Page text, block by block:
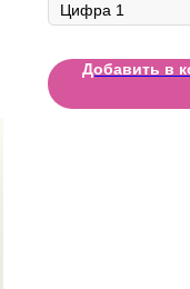
Добавить в